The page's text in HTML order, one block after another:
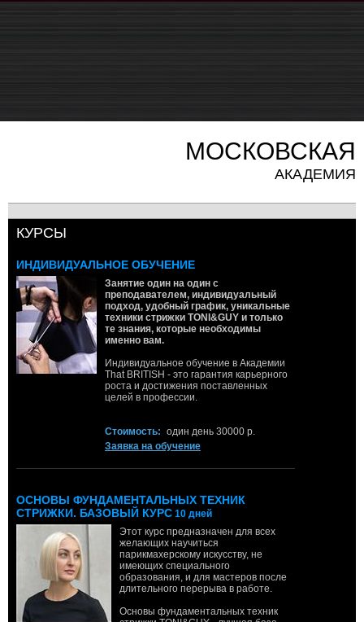
МОСКОВСКАЯ
АКАДЕМИЯ
КУРСЫ
ИНДИВИДУАЛЬНОЕ ОБУЧЕНИЕ
Занятие один на один с
преподавателем, индивидуальный
подход, удобный график, уникальные
техники стрижки TONI&GUY и только
те знания, которые необходимы
именно вам.
Индивидуальное обучение в Академии
That BRITISH - это гарантия карьерного
роста и достижения поставленных
целей в профессии.
Стоимость: один день 30000 р.
Заявка на обучение
ОСНОВЫ ФУНДАМЕНТАЛЬНЫХ ТЕХНИК
СТРИЖКИ. БАЗОВЫЙ КУРС 10 дней
Этот курс предназначен для всех
желающих научиться
парикмахерскому искусству, не
имеющих специального
образования, и для мастеров после
длительного перерыва в работе.
Основы фундаментальных техник